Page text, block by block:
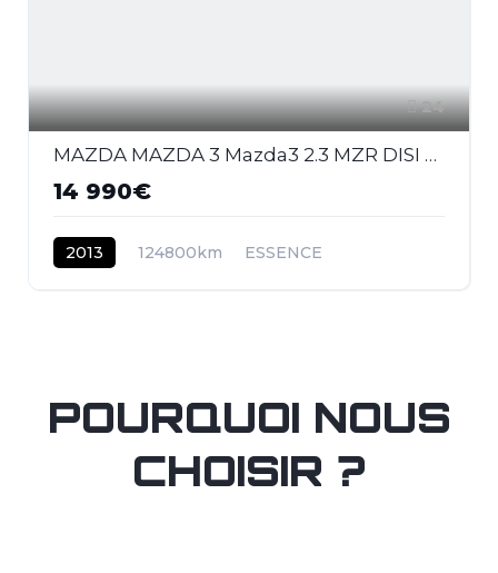
24
MAZDA MAZDA 3 Mazda3 2.3 MZR DISI Turbo - 260 2009 BERLINE MPS PHASE 1
14 990€
2013 124800km ESSENCE
POURQUOI NOUS
CHOISIR ?